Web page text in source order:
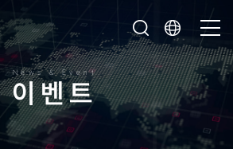
News & Event
이벤트